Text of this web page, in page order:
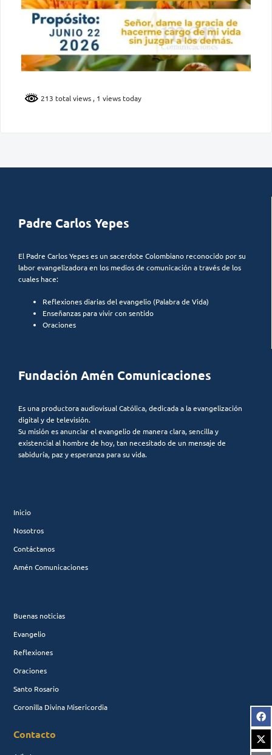
213 total views , 1 views today
Padre Carlos Yepes
El Padre Carlos Yepes es un sacerdote Colombiano reconocido por su
labor evangelizadora en los medios de comunicación a través de los
cuales hace:
Reflexiones diarias del evangelio (Palabra de Vida)
Enseñanzas para vivir con sentido
Oraciones
Fundación Amén Comunicaciones
Es una productora audiovisual Católica, dedicada a la evangelización
digital y de televisión.
Su misión es anunciar el evangelio de manera clara, sencilla y
existencial al hombre de hoy, tan necesitado de un mensaje de
sabiduría, paz y esperanza para su vida.
Inicio
Nosotros
Contáctanos
Amén Comunicaciones
Buenas noticias
Evangelio
Reflexiones
Oraciones
Santo Rosario
Coronilla Divina Misericordia
Contacto